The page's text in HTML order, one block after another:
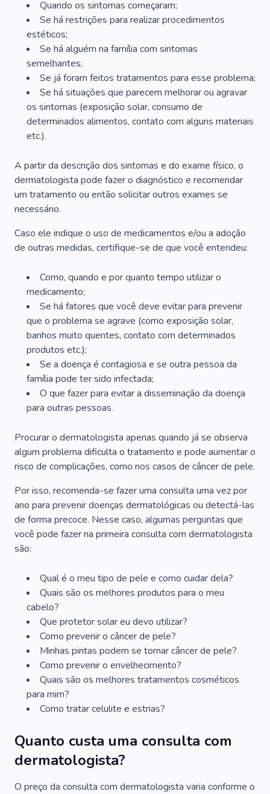
Quando os sintomas começaram;
Se há restrições para realizar procedimentos
estéticos;
Se há alguém na família com sintomas
semelhantes;
Se já foram feitos tratamentos para esse problema;
Se há situações que parecem melhorar ou agravar
os sintomas (exposição solar, consumo de
determinados alimentos, contato com alguns materiais
etc.).
A partir da descrição dos sintomas e do exame físico, o
dermatologista pode fazer o diagnóstico e recomendar
um tratamento ou então solicitar outros exames se
necessário.
Caso ele indique o uso de medicamentos e/ou a adoção
de outras medidas, certifique-se de que você entendeu:
Como, quando e por quanto tempo utilizar o
medicamento;
Se há fatores que você deve evitar para prevenir
que o problema se agrave (como exposição solar,
banhos muito quentes, contato com determinados
produtos etc.);
Se a doença é contagiosa e se outra pessoa da
família pode ter sido infectada;
O que fazer para evitar a disseminação da doença
para outras pessoas.
Procurar o dermatologista apenas quando já se observa
algum problema dificulta o tratamento e pode aumentar o
risco de complicações, como nos casos de câncer de pele.
Por isso, recomenda-se fazer uma consulta uma vez por
ano para prevenir doenças dermatológicas ou detectá-las
de forma precoce. Nesse caso, algumas perguntas que
você pode fazer na primeira consulta com dermatologista
são:
Qual é o meu tipo de pele e como cuidar dela?
Quais são os melhores produtos para o meu
cabelo?
Que protetor solar eu devo utilizar?
Como prevenir o câncer de pele?
Minhas pintas podem se tornar câncer de pele?
Como prevenir o envelhecimento?
Quais são os melhores tratamentos cosméticos
para mim?
Como tratar celulite e estrias?
Quanto custa uma consulta com
dermatologista?
O preço da consulta com dermatologista varia conforme o